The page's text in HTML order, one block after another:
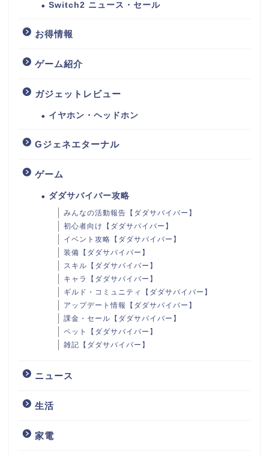
Switch2 ニュース・セール
お得情報
ゲーム紹介
ガジェットレビュー
イヤホン・ヘッドホン
Gジェネエターナル
ゲーム
ダダサバイバー攻略
みんなの活動報告【ダダサバイバー】
初心者向け【ダダサバイバー】
イベント攻略【ダダサバイバー】
装備【ダダサバイバー】
スキル【ダダサバイバー】
キャラ【ダダサバイバー】
ギルド・コミュニティ【ダダサバイバー】
アップデート情報【ダダサバイバー】
課金・セール【ダダサバイバー】
ペット【ダダサバイバー】
雑記【ダダサバイバー】
ニュース
生活
家電